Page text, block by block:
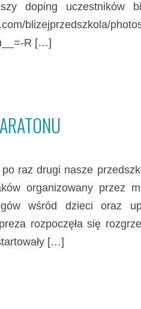
doping uczestników
blizejprzedszkola/
R […]
raz drugi nasze
organizowany przez
wśród dzieci oraz
rozpoczęła się
[…]